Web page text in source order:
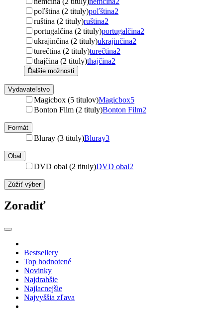
poľština (2 tituly)poľština2
ruština (2 tituly)ruština2
portugalčina (2 tituly)portugalčina2
ukrajinčina (2 tituly)ukrajinčina2
turečtina (2 tituly)turečtina2
thajčina (2 tituly)thajčina2
Ďalšie možnosti
Vydavateľstvo
Magicbox (5 titulov)Magicbox5
Bonton Film (2 tituly)Bonton Film2
Formát
Bluray (3 tituly)Bluray3
Obal
DVD obal (2 tituly)DVD obal2
Zúžiť výber
Zoradiť
Bestsellery
Top hodnotené
Novinky
Najdrahšie
Najlacnejšie
Najvyššia zľava